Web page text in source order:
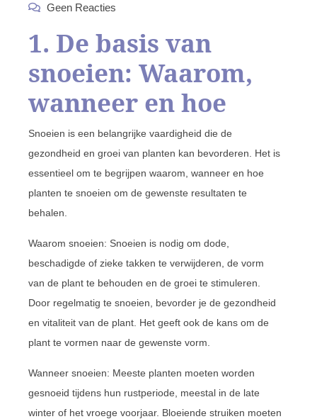
Geen Reacties
1. De basis van
snoeien: Waarom,
wanneer en hoe
Snoeien is een belangrijke vaardigheid die de
gezondheid en groei van planten kan bevorderen. Het is
essentieel om te begrijpen waarom, wanneer en hoe
planten te snoeien om de gewenste resultaten te
behalen.
Waarom snoeien: Snoeien is nodig om dode,
beschadigde of zieke takken te verwijderen, de vorm
van de plant te behouden en de groei te stimuleren.
Door regelmatig te snoeien, bevorder je de gezondheid
en vitaliteit van de plant. Het geeft ook de kans om de
plant te vormen naar de gewenste vorm.
Wanneer snoeien: Meeste planten moeten worden
gesnoeid tijdens hun rustperiode, meestal in de late
winter of het vroege voorjaar. Bloeiende struiken moeten